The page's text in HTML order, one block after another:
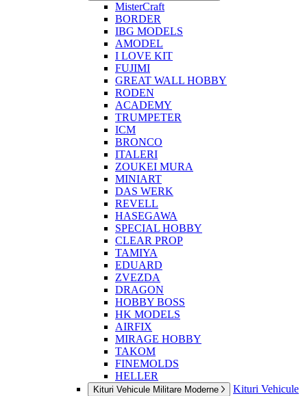
MisterCraft
BORDER
IBG MODELS
AMODEL
I LOVE KIT
FUJIMI
GREAT WALL HOBBY
RODEN
ACADEMY
TRUMPETER
ICM
BRONCO
ITALERI
ZOUKEI MURA
MINIART
DAS WERK
REVELL
HASEGAWA
SPECIAL HOBBY
CLEAR PROP
TAMIYA
EDUARD
ZVEZDA
DRAGON
HOBBY BOSS
HK MODELS
AIRFIX
MIRAGE HOBBY
TAKOM
FINEMOLDS
HELLER
Kituri Vehicule Militare Moderne
Kituri Vehicule